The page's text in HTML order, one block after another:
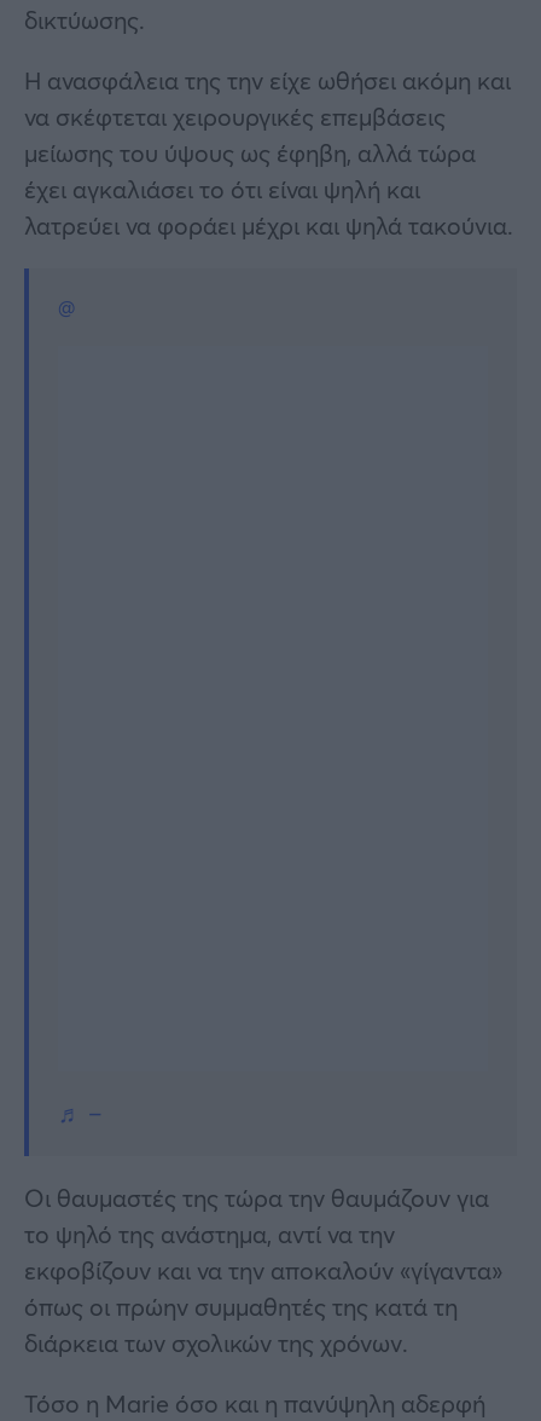
δικτύωσης.
Η ανασφάλεια της την είχε ωθήσει ακόμη και
να σκέφτεται χειρουργικές επεμβάσεις
μείωσης του ύψους ως έφηβη, αλλά τώρα
έχει αγκαλιάσει το ότι είναι ψηλή και
λατρεύει να φοράει μέχρι και ψηλά τακούνια.
@
♬ –
Οι θαυμαστές της τώρα την θαυμάζουν για
το ψηλό της ανάστημα, αντί να την
εκφοβίζουν και να την αποκαλούν «γίγαντα»
όπως οι πρώην συμμαθητές της κατά τη
διάρκεια των σχολικών της χρόνων.
Τόσο η Marie όσο και η πανύψηλη αδερφή